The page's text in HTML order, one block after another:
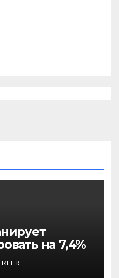
на 7,4%
и